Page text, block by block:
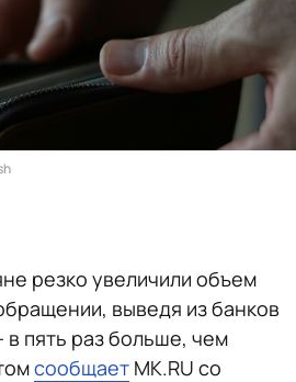
резко увеличили объем
выведя из банков
в пять раз больше, чем
сообщает MK.RU со